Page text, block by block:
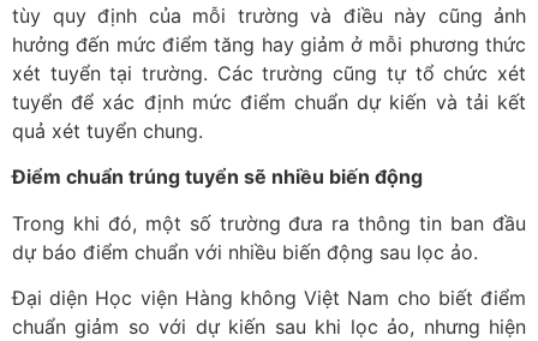
tùy quy định của mỗi trường và điều này cũng ảnh
hưởng đến mức điểm tăng hay giảm ở mỗi phương thức
xét tuyển tại trường. Các trường cũng tự tổ chức xét
tuyển để xác định mức điểm chuẩn dự kiến và tải kết
quả xét tuyển chung.
Điểm chuẩn trúng tuyển sẽ nhiều biến động
Trong khi đó, một số trường đưa ra thông tin ban đầu
dự báo điểm chuẩn với nhiều biến động sau lọc ảo.
Đại diện Học viện Hàng không Việt Nam cho biết điểm
chuẩn giảm so với dự kiến sau khi lọc ảo, nhưng hiện